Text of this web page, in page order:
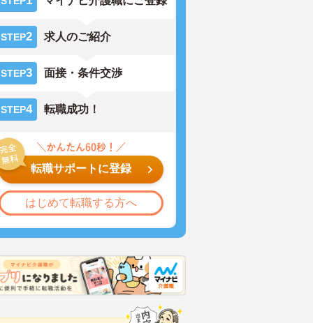
STEP2 求人のご紹介
STEP3 面接・条件交渉
STEP4 転職成功！
転職サポートに登録
はじめて転職する方へ